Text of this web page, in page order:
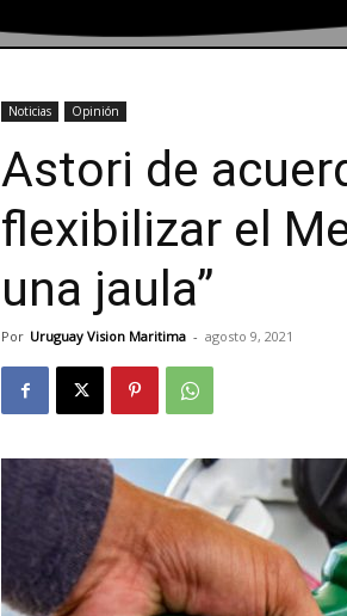
Noticias Opinión
Astori de
flexibilizar el
una jaula”
Por Uruguay Vision Maritima - agosto 9, 2021